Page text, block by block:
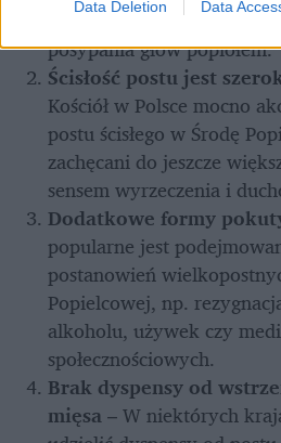
Data Deletion Data
religijnej i dużego
posypania głów popiołem.
Ścisłość postu jest
Kościół w Polsce mocno
postu ścisłego w Środę
zachęcani do jeszcze
sensem wyrzeczenia i
Dodatkowe formy
popularne jest
postanowień
Popielcowej, np.
alkoholu, używek czy
społecznościowych.
Brak dyspensy od
mięsa – W niektórych